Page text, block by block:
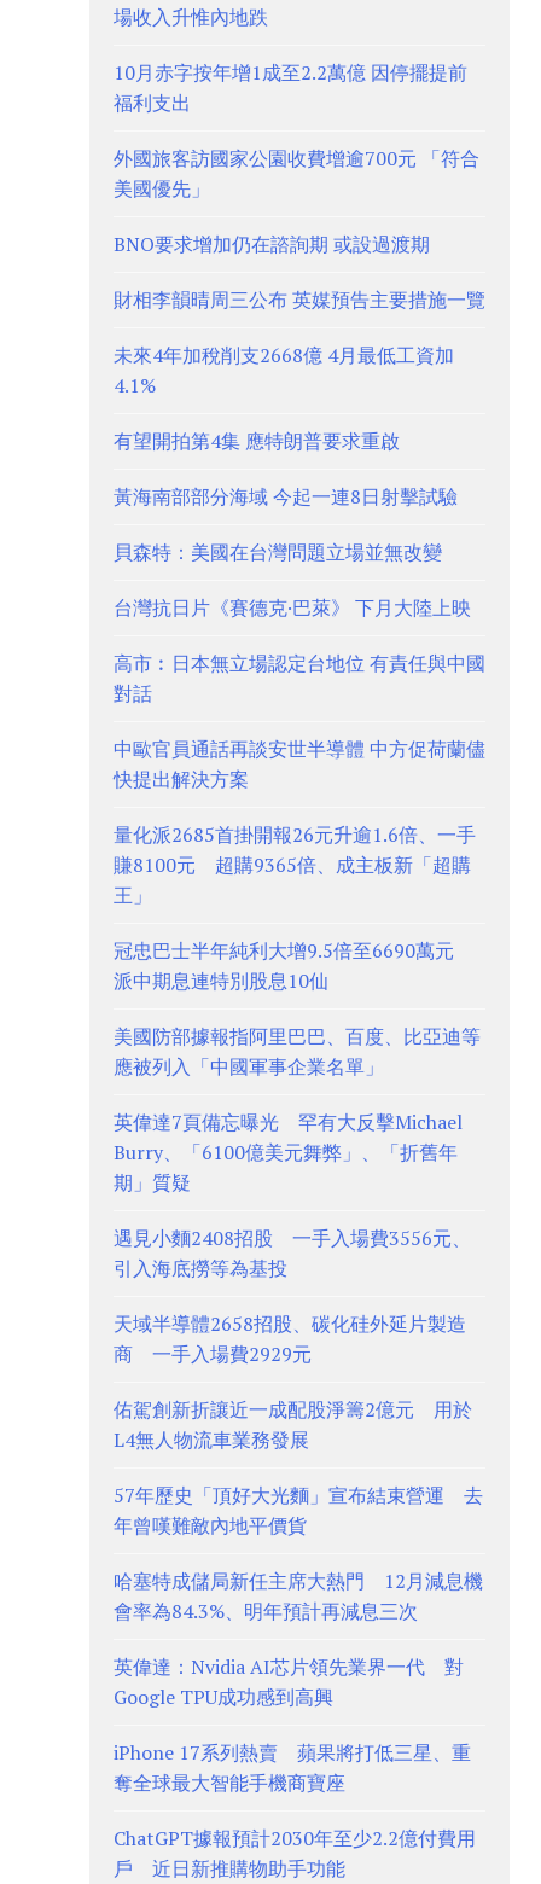
場收入升惟內地跌
10月赤字按年增1成至2.2萬億 因停擺提前
福利支出
外國旅客訪國家公園收費增逾700元 「符合
美國優先」
BNO要求增加仍在諮詢期 或設過渡期
財相李韻晴周三公布 英媒預告主要措施一覽
未來4年加稅削支2668億 4月最低工資加
4.1%
有望開拍第4集 應特朗普要求重啟
黃海南部部分海域 今起一連8日射擊試驗
貝森特：美國在台灣問題立場並無改變
台灣抗日片《賽德克·巴萊》 下月大陸上映
高市︰日本無立場認定台地位 有責任與中國
對話
中歐官員通話再談安世半導體 中方促荷蘭儘
快提出解決方案
量化派2685首掛開報26元升逾1.6倍、一手
賺8100元 超購9365倍、成主板新「超購
王」
冠忠巴士半年純利大增9.5倍至6690萬元
派中期息連特別股息10仙
美國防部據報指阿里巴巴、百度、比亞迪等
應被列入「中國軍事企業名單」
英偉達7頁備忘曝光 罕有大反擊Michael
Burry、「6100億美元舞弊」、「折舊年
期」質疑
遇見小麵2408招股 一手入場費3556元、
引入海底撈等為基投
天域半導體2658招股、碳化硅外延片製造
商 一手入場費2929元
佑駕創新折讓近一成配股淨籌2億元 用於
L4無人物流車業務發展
57年歷史「頂好大光麵」宣布結束營運 去
年曾嘆難敵內地平價貨
哈塞特成儲局新任主席大熱門 12月減息機
會率為84.3%、明年預計再減息三次
英偉達：Nvidia AI芯片領先業界一代 對
Google TPU成功感到高興
iPhone 17系列熱賣 蘋果將打低三星、重
奪全球最大智能手機商寶座
ChatGPT據報預計2030年至少2.2億付費用
戶 近日新推購物助手功能